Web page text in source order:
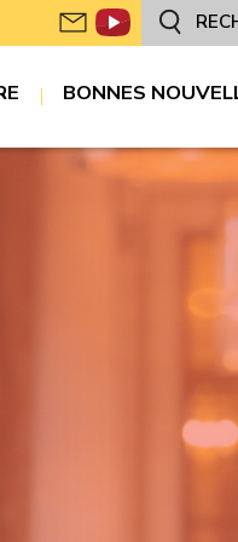
BONNES